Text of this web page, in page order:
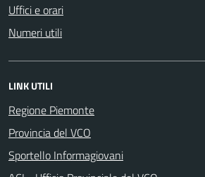
Uffici e orari
Numeri utili
LINK UTILI
Regione Piemonte
Provincia del VCO
Sportello Informagiovani